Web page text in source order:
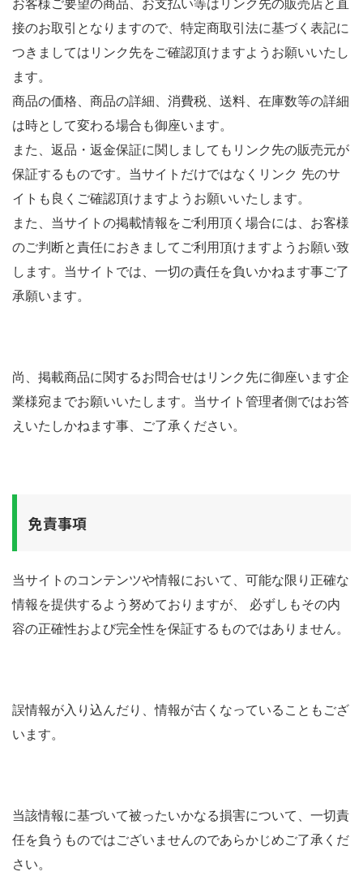
お客様ご要望の商品、お支払い等はリンク先の販売店と直
接のお取引となりますので、特定商取引法に基づく表記に
つきましてはリンク先をご確認頂けますようお願いいたし
ます。
商品の価格、商品の詳細、消費税、送料、在庫数等の詳細
は時として変わる場合も御座います。
また、返品・返金保証に関しましてもリンク先の販売元が
保証するものです。当サイトだけではなくリンク 先のサ
イトも良くご確認頂けますようお願いいたします。
また、当サイトの掲載情報をご利用頂く場合には、お客様
のご判断と責任におきましてご利用頂けますようお願い致
します。当サイトでは、一切の責任を負いかねます事ご了
承願います。
尚、掲載商品に関するお問合せはリンク先に御座います企
業様宛までお願いいたします。当サイト管理者側ではお答
えいたしかねます事、ご了承ください。
免責事項
当サイトのコンテンツや情報において、可能な限り正確な
情報を提供するよう努めておりますが、 必ずしもその内
容の正確性および完全性を保証するものではありません。
誤情報が入り込んだり、情報が古くなっていることもござ
います。
当該情報に基づいて被ったいかなる損害について、一切責
任を負うものではございませんのであらかじめご了承くだ
さい。